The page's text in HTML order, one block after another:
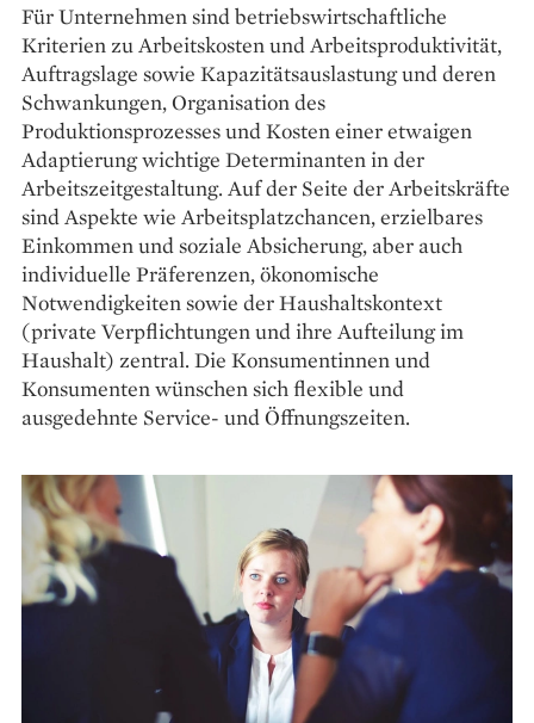
Für Unternehmen sind betriebswirtschaftliche
Kriterien zu Arbeitskosten und Arbeitsproduktivität,
Auftragslage sowie Kapazitätsauslastung und deren
Schwankungen, Organisation des
Produktionsprozesses und Kosten einer etwaigen
Adaptierung wichtige Determinanten in der
Arbeitszeitgestaltung. Auf der Seite der Arbeitskräfte
sind Aspekte wie Arbeitsplatzchancen, erzielbares
Einkommen und soziale Absicherung, aber auch
individuelle Präferenzen, ökonomische
Notwendigkeiten sowie der Haushaltskontext
(private Verpflichtungen und ihre Aufteilung im
Haushalt) zentral. Die Konsumentinnen und
Konsumenten wünschen sich flexible und
ausgedehnte Service- und Öffnungszeiten.